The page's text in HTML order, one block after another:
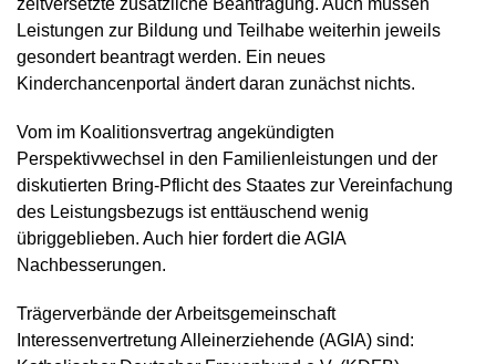
zeitversetzte zusätzliche Beantragung. Auch müssen
Leistungen zur Bildung und Teilhabe weiterhin jeweils
gesondert beantragt werden. Ein neues
Kinderchancenportal ändert daran zunächst nichts.
Vom im Koalitionsvertrag angekündigten
Perspektivwechsel in den Familienleistungen und der
diskutierten Bring-Pflicht des Staates zur Vereinfachung
des Leistungsbezugs ist enttäuschend wenig
übriggeblieben. Auch hier fordert die AGIA
Nachbesserungen.
Trägerverbände der Arbeitsgemeinschaft
Interessenvertretung Alleinerziehende (AGIA) sind: